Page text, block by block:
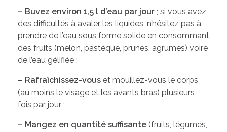
Les élus de la CCW
Les délibérations du Conseil Municipal
Les Entreprises de Ham
Les Associations de Ham
Permanences
Bulletins Municipaux
Cartes et Plans
Assainissement
SPORT ET ENSEIGNEMENT
Inscriptions scolaires
Assistant(e)s maternel(le)s
ACTUALITÉS
– Buvez environ 1,5 l d’eau par jour ; si vous avez
des difficultés à avaler les liquides, n’hésitez pas à
prendre de l’eau sous forme solide en consommant
des fruits (melon, pastèque, prunes, agrumes) voire
de l’eau gélifiée ;
– Rafraîchissez-vous et mouillez-vous le corps
(au moins le visage et les avants bras) plusieurs
fois par jour ;
– Mangez en quantité suffisante (fruits, légumes,